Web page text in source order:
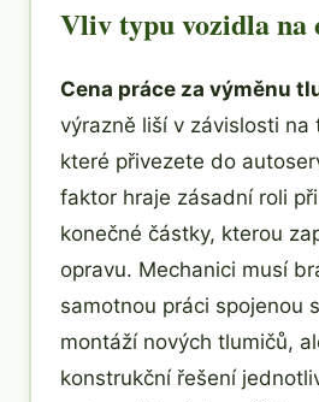
Vliv typu vozidla na
Cena práce za výměnu
výrazně liší v závislosti na
které přivezete do
faktor hraje zásadní roli
konečné částky, kterou
opravu. Mechanici musí
samotnou práci spojenou
montáží nových tlumičů,
konstrukční řešení